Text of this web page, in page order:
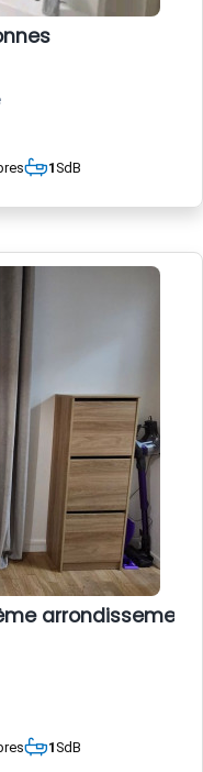
1SdB
arrondissement
1SdB